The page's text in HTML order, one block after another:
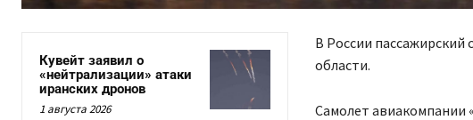
Кувейт заявил о
«нейтрализации» атаки
иранских дронов
1 августа 2026
В России пассажирский
области.
Самолет авиакомпании